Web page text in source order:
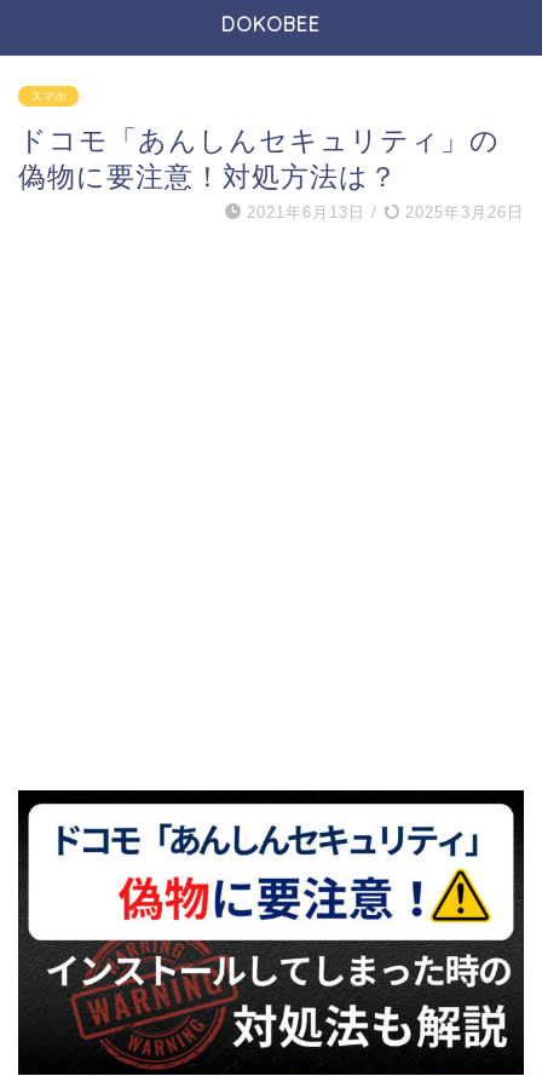
DOKOBEE
スマホ
ドコモ「あんしんセキュリティ」の
偽物に要注意！対処方法は？
2021年6月13日 / 2025年3月26日